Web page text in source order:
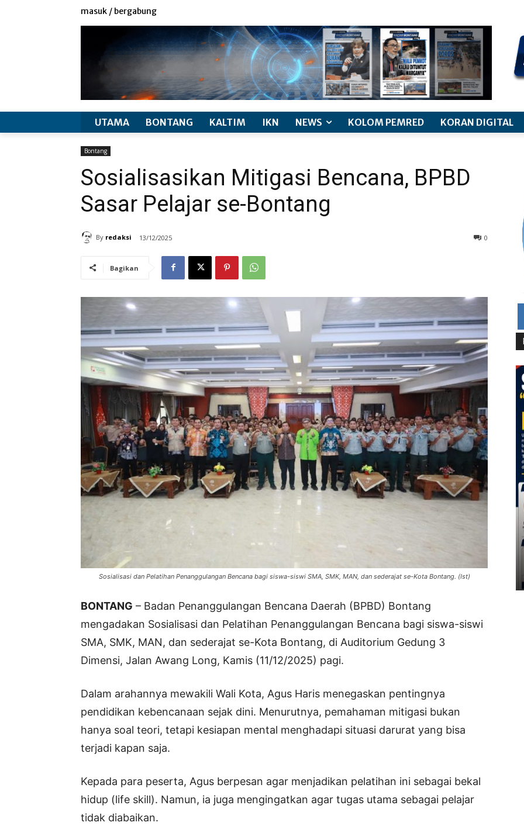
masuk / bergabung
UTAMA BONTANG KALTIM IKN NEWS KOLOM PEMRED KORAN DIGITAL
Bontang
Sosialisasikan Mitigasi Bencana, BPBD
Sasar Pelajar se-Bontang
By redaksi 13/12/2025 0
Bagikan
Sosialisasi dan Pelatihan Penanggulangan Bencana bagi siswa-siswi SMA, SMK, MAN, dan sederajat se-Kota Bontang. (Ist)
BONTANG – Badan Penanggulangan Bencana Daerah (BPBD) Bontang
mengadakan Sosialisasi dan Pelatihan Penanggulangan Bencana bagi siswa-siswi
SMA, SMK, MAN, dan sederajat se-Kota Bontang, di Auditorium Gedung 3
Dimensi, Jalan Awang Long, Kamis (11/12/2025) pagi.
Dalam arahannya mewakili Wali Kota, Agus Haris menegaskan pentingnya
pendidikan kebencanaan sejak dini. Menurutnya, pemahaman mitigasi bukan
hanya soal teori, tetapi kesiapan mental menghadapi situasi darurat yang bisa
terjadi kapan saja.
Kepada para peserta, Agus berpesan agar menjadikan pelatihan ini sebagai bekal
hidup (life skill). Namun, ia juga mengingatkan agar tugas utama sebagai pelajar
tidak diabaikan.